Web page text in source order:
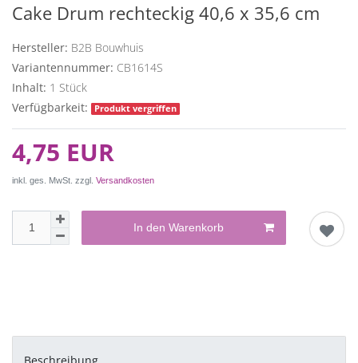
Cake Drum rechteckig 40,6 x 35,6 cm
Hersteller: B2B Bouwhuis
Variantennummer: CB1614S
Inhalt: 1 Stück
Verfügbarkeit:
Produkt vergriffen
4,75 EUR
inkl. ges. MwSt. zzgl. Versandkosten
In den Warenkorb
Beschreibung